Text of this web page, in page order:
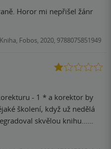
představit to, co se autor
na čtení a přesto zajímavá,
strašidelná, ale rozhodně
Horor mi nepřišel žánr
Kniha, Fobos, 2020, 9788075851949
- 1 * a korektor by
školení, když už nedělá
skvělou knihu...